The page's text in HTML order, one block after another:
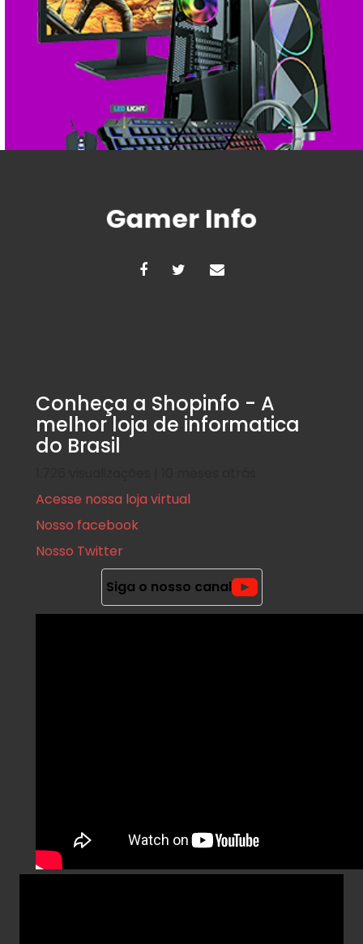
Conheça a Shopinfo - A
melhor loja de informatica
do Brasil
Acesse nossa loja virtual
Nosso facebook
Nosso Twitter
Siga o nosso canal